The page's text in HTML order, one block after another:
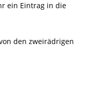
ein Eintrag in die
den zweirädrigen